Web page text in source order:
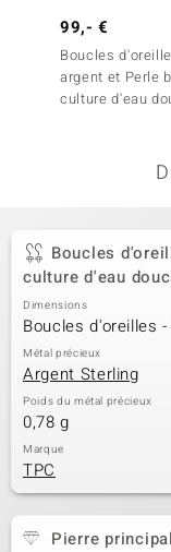
99,- €
Boucles
argent et Perle
culture d'eau
Boucles
culture d'eau
Dimensions
Boucles d'oreilles
Métal précieux
Argent Sterling
Poids du métal précieux
0,78 g
Marque
TPC
Pierre